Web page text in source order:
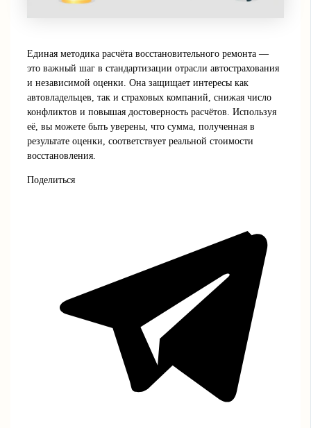
Единая методика расчёта восстановительного ремонта —
это важный шаг в стандартизации отрасли автострахования
и независимой оценки. Она защищает интересы как
автовладельцев, так и страховых компаний, снижая число
конфликтов и повышая достоверность расчётов. Используя
её, вы можете быть уверены, что сумма, полученная в
результате оценки, соответствует реальной стоимости
восстановления.
Поделиться